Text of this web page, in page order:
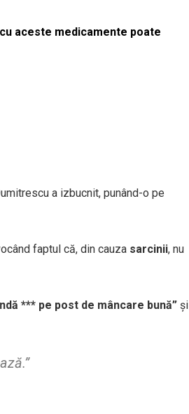
aceste medicamente poate
a izbucnit, punând-o pe
faptul că, din cauza sarcinii, nu
*** pe post de mâncare bună” și